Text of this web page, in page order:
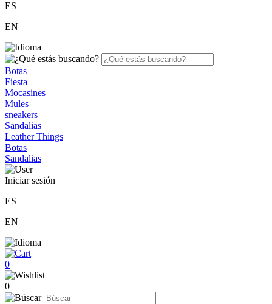
ES
EN
Botas
Fiesta
Mocasines
Mules
sneakers
Sandalias
Leather Things
Botas
Sandalias
Iniciar sesión
ES
EN
0
0